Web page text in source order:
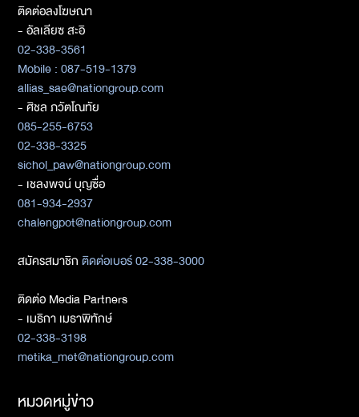
ติดต่อลงโฆษณา
- อัลเลียซ สะอิ
02-338-3561
Mobile : 087-519-1379
allias_sae@nationgroup.com
- ศิชล ภวัตโณทัย
085-255-6753
02-338-3325
sichol_paw@nationgroup.com
- เชลงพจน์ บุญซื่อ
081-934-2937
chalengpot@nationgroup.com
สมัครสมาชิกติดต่อเบอร์ 02-338-3000
ติดต่อ Media Partners
- เมธิกา เมธาพิทักษ์
02-338-3198
metika_met@nationgroup.com
หมวดหมู่ข่าว